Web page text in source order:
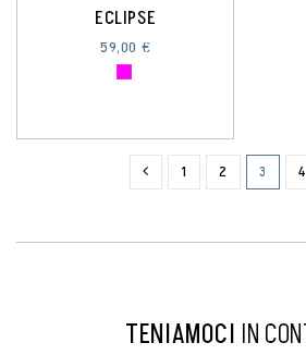
ECLIPSE
59,00 €
1 2 3 4
TENIAMOCI IN